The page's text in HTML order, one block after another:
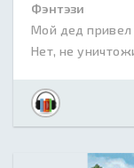
Фэнтэзи
Мой дед
Нет, не